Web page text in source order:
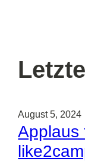
August 5, 2024
Applaus